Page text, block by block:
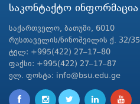
საკონტაქტო ინფორმაცია
საქართველო, ბათუმი, 6010
რუსთაველის/ნინოშვილის ქ. 32/35
ტელ: +995(422) 27–17–80
ფაქსი: +995(422) 27–17–87
ელ. ფოსტა: info@bsu.edu.ge